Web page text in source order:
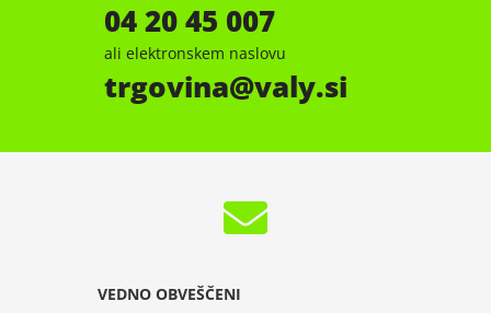
04 20 45 007
ali elektronskem naslovu
trgovina valy.si
VEDNO OBVEŠČENI